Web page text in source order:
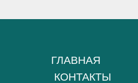
ГЛАВНАЯ
КОНТАКТЫ